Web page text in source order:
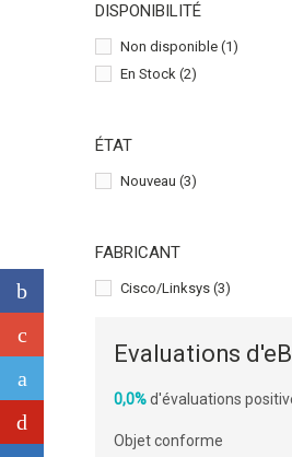
DISPONIBILITÉ
Non disponible (1)
En Stock (2)
ÉTAT
Nouveau (3)
FABRICANT
Cisco/Linksys (3)
Evaluations
0,0%d'évaluations
Objet conforme